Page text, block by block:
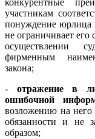
конкурентные
участникам
понуждение юрлица
не ограничивает его
осуществлении
фирменным
закона;
- отражение в
ошибочной
возложению на него
обязанности и не
образом;